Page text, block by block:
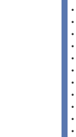
•
•
•
•
•
•
•
•
•
•
•